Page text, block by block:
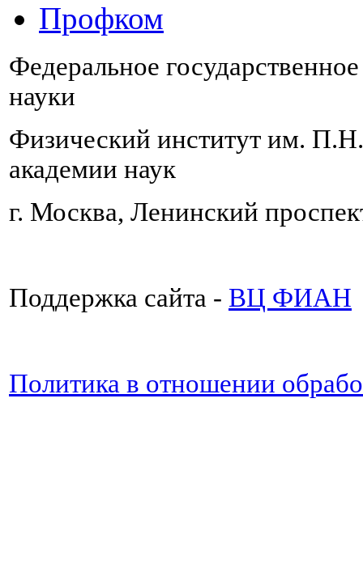
Профком
Федеральное
науки
Физический институт им.
академии наук
г. Москва, Ленинский
Поддержка сайта - ВЦ ФИАН
Политика в отношении